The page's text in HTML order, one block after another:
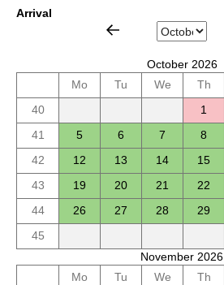
Arrival
October 2026
Mo
Tu We Th
40
1
41
5 6 7 8
42
12 13 14 15
43
19 20 21 22
44
26 27 28 29
45
November 2026
Mo
Tu We Th